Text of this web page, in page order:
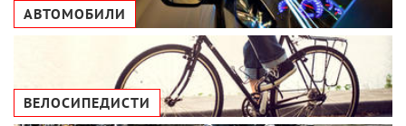
АВТОМОБИЛИ
ВЕЛОСИПЕДИСТИ